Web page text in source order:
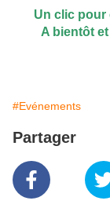
Un clic pour
A bientôt
#Evénements
Partager